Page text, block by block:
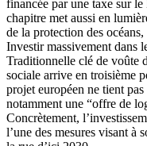
financée par une taxe sur
chapitre met aussi en
de la protection des
Investir massivement dans
Traditionnelle clé de voûte
sociale arrive en troisième
projet européen ne tient
notamment une “offre de
Concrètement,
l’une des mesures visant à